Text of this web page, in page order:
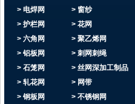
> 电焊网
> 护栏网
> 六角网
> 铝板网
> 石笼网
> 轧花网
> 钢板网
> 窗纱
> 花网
> 聚乙烯网
> 刺网刺绳
> 丝网深加工制品
> 网带
> 不锈钢网